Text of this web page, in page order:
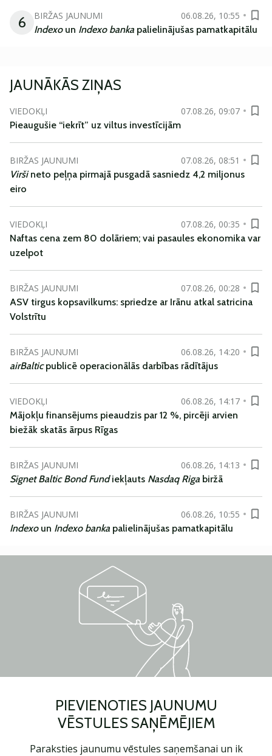
6 BIRŽAS JAUNUMI
06.08.26, 10:55
Indexoun Indexo banka palielinājušas pamatkapitālu
JAUNĀKĀS ZIŅAS
VIEDOKĻI
07.08.26, 09:07
Pieaugušie “iekrīt” uz viltus investīcijām
BIRŽAS JAUNUMI
07.08.26, 08:51
Viršineto peļņa pirmajā pusgadā sasniedz 4,2 miljonus
eiro
VIEDOKĻI
07.08.26, 00:35
Naftas cena zem 80 dolāriem; vai pasaules ekonomika var
uzelpot
BIRŽAS JAUNUMI
07.08.26, 00:28
ASV tirgus kopsavilkums: spriedze ar Irānu atkal satricina
Volstrītu
BIRŽAS JAUNUMI
06.08.26, 14:20
airBalticpublicē operacionālās darbības rādītājus
VIEDOKĻI
06.08.26, 14:17
Mājokļu finansējums pieaudzis par 12 %, pircēji arvien
biežāk skatās ārpus Rīgas
BIRŽAS JAUNUMI
06.08.26, 14:13
Signet Baltic Bond Fundiekļauts Nasdaq Riga biržā
BIRŽAS JAUNUMI
06.08.26, 10:55
Indexoun Indexo banka palielinājušas pamatkapitālu
PIEVIENOTIES JAUNUMU
VĒSTULES SAŅĒMĒJIEM
Paraksties jaunumu vēstules saņemšanai un ik